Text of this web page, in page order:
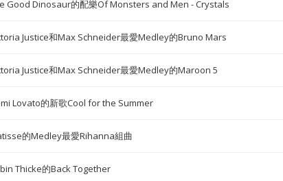
Good Dinosaur的配樂Of Monsters and Men - Crystals
Justice和Max Schneider最愛Medley的Bruno Mars
Justice和Max Schneider最愛Medley的Maroon 5
Lovato的新歌Cool for the Summer
的Medley最愛Rihanna組曲
Thicke的Back Together